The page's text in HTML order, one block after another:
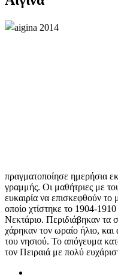
πραγματοποίησε ημερήσια
γραμμής. Οι μαθήτριες με
ευκαιρία να επισκεφθούν το
οποίο χτίστηκε το 1904-
Νεκτάριο. Περιδιάβηκαν τα
χάρηκαν τον ωραίο ήλιο,
του νησιού. Το απόγευμα
τον Πειραιά με πολύ